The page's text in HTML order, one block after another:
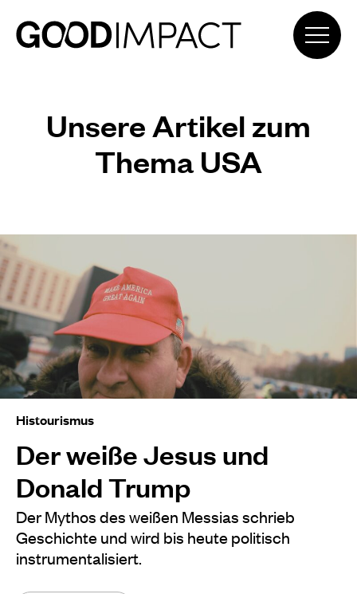
Unsere Artikel zum
Thema USA
Histourismus
Der weiße Jesus und
Donald Trump
Der Mythos des weißen Messias schrieb
Geschichte und wird bis heute politisch
instrumentalisiert.